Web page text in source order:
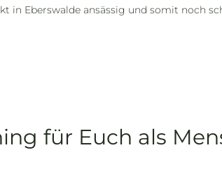
in Eberswalde ansässig und somit noch
für Euch als